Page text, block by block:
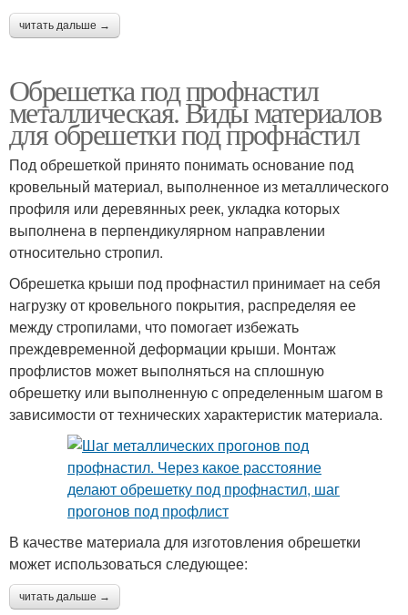
читать дальше →
Обрешетка под профнастил
металлическая. Виды материалов
для обрешетки под профнастил
Под обрешеткой принято понимать основание под
кровельный материал, выполненное из металлического
профиля или деревянных реек, укладка которых
выполнена в перпендикулярном направлении
относительно стропил.
Обрешетка крыши под профнастил принимает на себя
нагрузку от кровельного покрытия, распределяя ее
между стропилами, что помогает избежать
преждевременной деформации крыши. Монтаж
профлистов может выполняться на сплошную
обрешетку или выполненную с определенным шагом в
зависимости от технических характеристик материала.
В качестве материала для изготовления обрешетки
может использоваться следующее:
читать дальше →